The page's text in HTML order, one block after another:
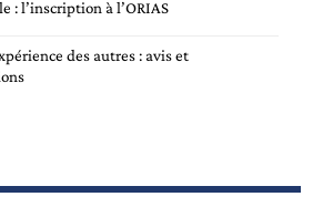
: l’inscription à l’ORIAS
des autres : avis et